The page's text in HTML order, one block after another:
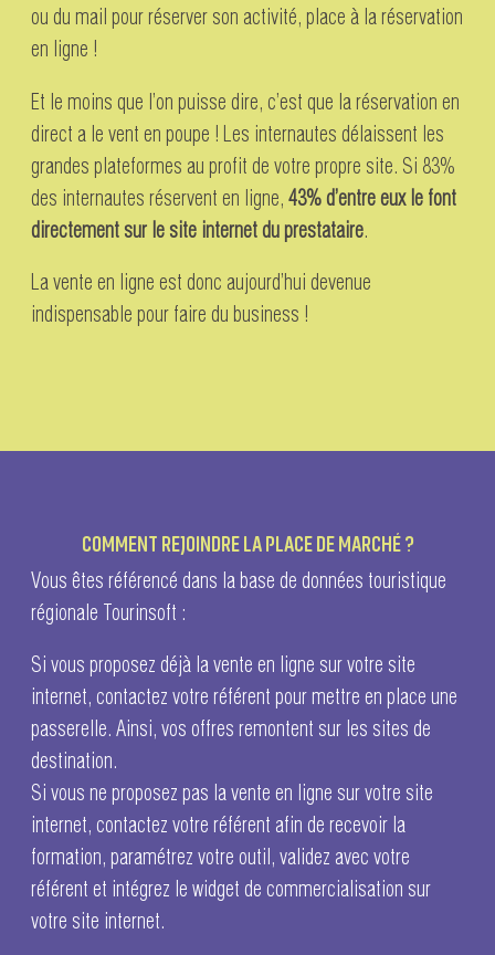
ou du mail pour réserver son activité, place à la réservation
en ligne !
Et le moins que l’on puisse dire, c’est que la réservation en
direct a le vent en poupe ! Les internautes délaissent les
grandes plateformes au profit de votre propre site. Si 83%
des internautes réservent en ligne, 43% d’entre eux le font
directement sur le site internet du prestataire.
La vente en ligne est donc aujourd’hui devenue
indispensable pour faire du business !
COMMENT REJOINDRE LA PLACE DE MARCHÉ ?
Vous êtes référencé dans la base de données touristique
régionale Tourinsoft :
Si vous proposez déjà la vente en ligne sur votre site
internet, contactez votre référent pour mettre en place une
passerelle. Ainsi, vos offres remontent sur les sites de
destination.
Si vous ne proposez pas la vente en ligne sur votre site
internet, contactez votre référent afin de recevoir la
formation, paramétrez votre outil, validez avec votre
référent et intégrez le widget de commercialisation sur
votre site internet.